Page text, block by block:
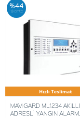
%44
iskonto
Hızlı Teslimat
MAVIGARD ML1234 AKILLI
ADRESLİ YANGIN ALARM